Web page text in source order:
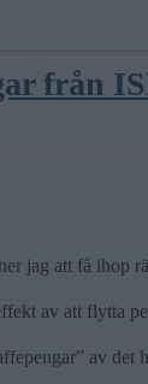
från
jag att få ihop
av att flytta
av det